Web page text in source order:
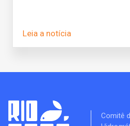
Leia a notícia
Comitê